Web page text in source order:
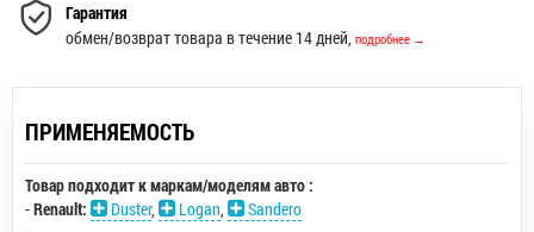
Гарантия
обмен/возврат товара в течение 14 дней, подробнее →
ПРИМЕНЯЕМОСТЬ
Товар подходит к маркам/моделям авто :
-Renault: Duster, Logan,
Sandero